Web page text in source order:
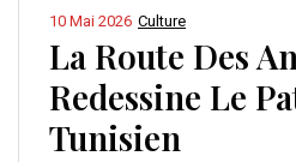
Culture
10 Mai 2026
La Route Des
Redessine Le
Tunisien